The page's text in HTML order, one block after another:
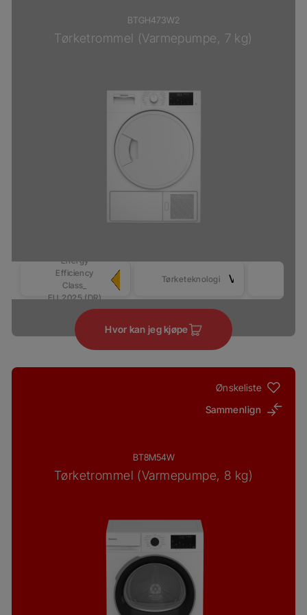
BTGH473W2
Tørketrommel (Varmepumpe, 7 kg)
Energy
Efficiency
Class_
EU_2025 (DR)
Tørketeknologi
Hvor kan jeg kjøpe
Ønskeliste
Sammenlign
BT8M54W
Tørketrommel (Varmepumpe, 8 kg)